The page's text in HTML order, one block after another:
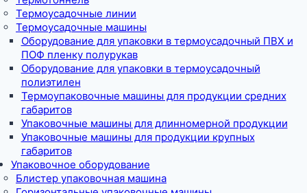
Термоусадочные линии
Термоусадочные машины
Оборудование для упаковки в термоусадочный ПВХ и
ПОФ пленку полурукав
Оборудование для упаковки в термоусадочный
полиэтилен
Термоупаковочные машины для продукции средних
габаритов
Упаковочные машины для длинномерной продукции
Упаковочные машины для продукции крупных
габаритов
Упаковочное оборудование
Блистер упаковочная машина